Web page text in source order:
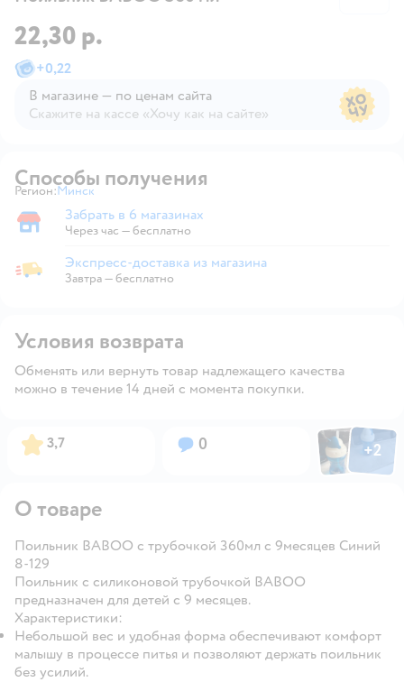
22,30 р.
+0,22
В магазине — по ценам сайта
Скажите на кассе «Хочу как на сайте»
Способы получения
Регион: Выбор адреса доставки.
Минск
Забрать в магазине
Забрать в 6 магазинах
Через час — бесплатно
Экспресс-доставка из магазина
Экспресс-доставка из магазина
Завтра—бесплатно
Условия возврата
Обменять или вернуть товар надлежащего качества
можно в течение 14 дней с момента покупки.
Рейтинг:
3,7 Вопросов:
0 ФотоФото
+2
О товаре
Поильник BABOO с трубочкой 360мл с 9месяцев Синий
8-129
Поильник с силиконовой трубочкой BABOO
предназначен для детей с 9 месяцев.
Характеристики:
Небольшой вес и удобная форма обеспечивают комфорт
малышу в процессе питья и позволяют держать поильник
без усилий.